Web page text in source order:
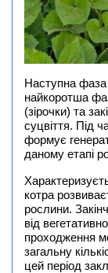
Наступна
найкоротша
(зірочки) та
суцвіття. Під
формує
даному етапі
котра
рослини.
від
проходження
загальну
цей період